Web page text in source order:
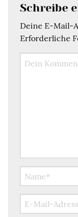
Schreibe
Deine E-Mail-
Erforderliche